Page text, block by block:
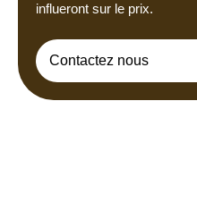
influeront sur le prix.
Contactez nous